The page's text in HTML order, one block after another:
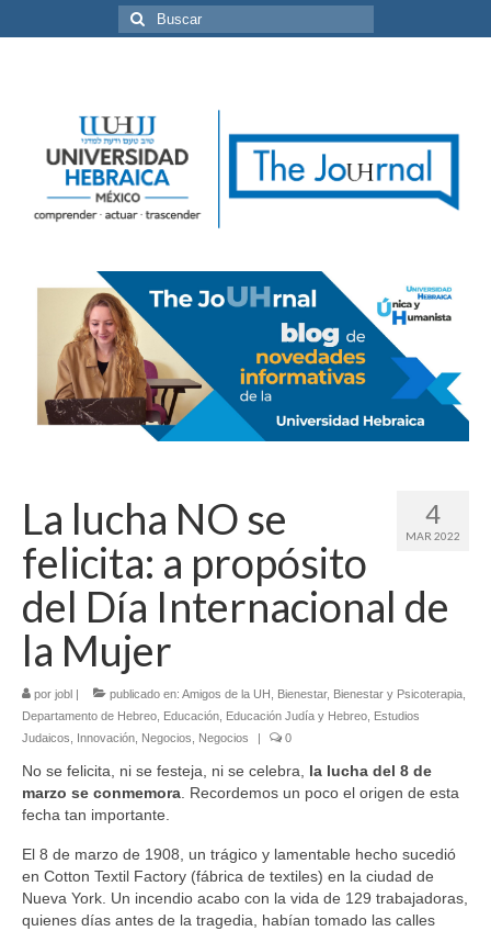
Buscar
por:
4
MAR 2022
La lucha NO se
felicita: a propósito
del Día Internacional de
la Mujer
por jobl | publicado en: Amigos de la UH Bienestar, Bienestar y Psicoterapia
Departamento de Hebreo Educación Educación Judía y Hebreo Estudios
Judaicos
Innovación Negocios Negocios | 0
No se felicita, ni se festeja, ni se celebra, la lucha del 8 de
marzo se conmemora . Recordemos un poco el origen de esta
fecha tan importante.
El 8 de marzo de 1908, un trágico y lamentable hecho sucedió
en Cotton Textil Factory (fábrica de textiles) en la ciudad de
Nueva York. Un incendio acabo con la vida de 129 trabajadoras,
quienes días antes de la tragedia, habían tomado las calles